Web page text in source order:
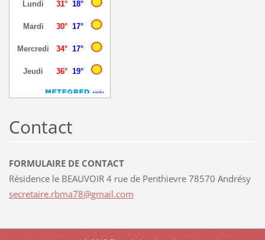
Contact
FORMULAIRE DE CONTACT
Résidence le BEAUVOIR 4 rue de Penthievre 78570 Andrésy
secretaire.rbma78@gmail.com